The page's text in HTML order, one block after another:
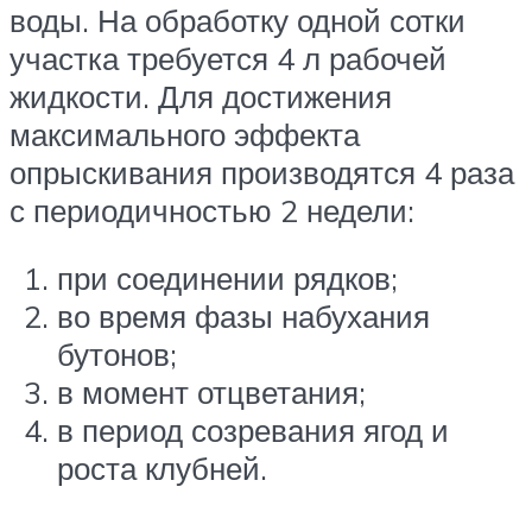
воды. На обработку одной сотки
участка требуется 4 л рабочей
жидкости. Для достижения
максимального эффекта
опрыскивания производятся 4 раза
с периодичностью 2 недели:
при соединении рядков;
во время фазы набухания
бутонов;
в момент отцветания;
в период созревания ягод и
роста клубней.